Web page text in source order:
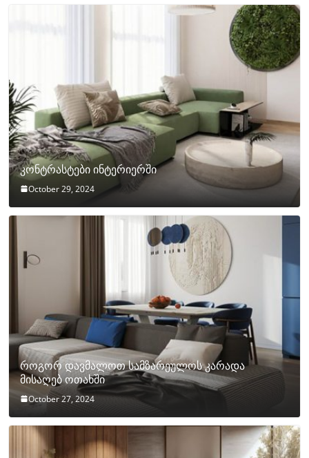
კონტრასტები ინტერიერში
October 29, 2024
როგორ დავმალოთ სამზარეულოს კარადა
მისაღებ ოთახში
October 27, 2024